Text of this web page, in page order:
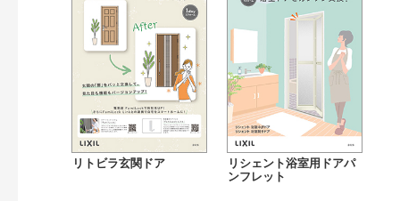
リトビラ玄関ドア
リシェント浴室用ドアパ
ンフレット